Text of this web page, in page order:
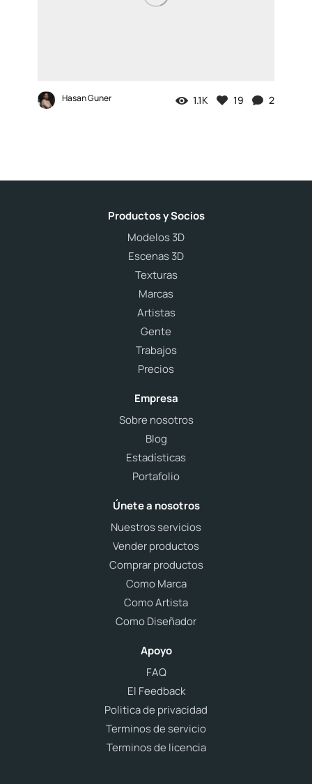
Hasan Guner 1.1K 19 2
Productos y Socios
Modelos 3D
Escenas 3D
Texturas
Marcas
Artistas
Gente
Trabajos
Precios
Empresa
Sobre nosotros
Blog
Estadísticas
Portafolio
Únete a nosotros
Nuestros servicios
Vender productos
Comprar productos
Como Marca
Como Artista
Como Diseñador
Apoyo
FAQ
El Feedback
Politica de privacidad
Terminos de servicio
Terminos de licencia